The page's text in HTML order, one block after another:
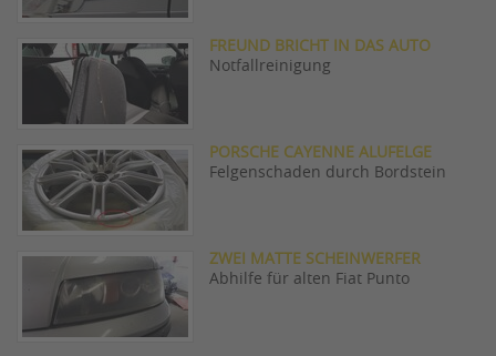
FREUND BRICHT IN DAS AUTO
Notfallreinigung
PORSCHE CAYENNE ALUFELGE
Felgenschaden durch Bordstein
ZWEI MATTE SCHEINWERFER
Abhilfe für alten Fiat Punto